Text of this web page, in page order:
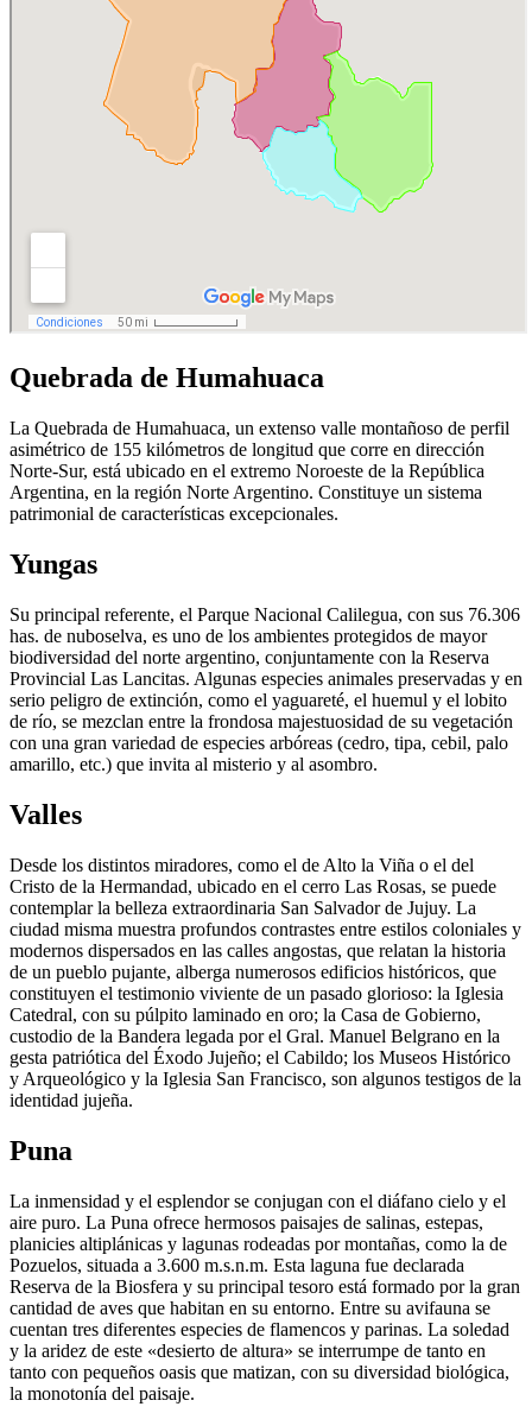
Quebrada de Humahuaca
La Quebrada de Humahuaca, un extenso valle montañoso de perfil
asimétrico de 155 kilómetros de longitud que corre en dirección
Norte-Sur, está ubicado en el extremo Noroeste de la República
Argentina, en la región Norte Argentino. Constituye un sistema
patrimonial de características excepcionales.
Yungas
Su principal referente, el Parque Nacional Calilegua, con sus 76.306
has. de nuboselva, es uno de los ambientes protegidos de mayor
biodiversidad del norte argentino, conjuntamente con la Reserva
Provincial Las Lancitas. Algunas especies animales preservadas y en
serio peligro de extinción, como el yaguareté, el huemul y el lobito
de río, se mezclan entre la frondosa majestuosidad de su vegetación
con una gran variedad de especies arbóreas (cedro, tipa, cebil, palo
amarillo, etc.) que invita al misterio y al asombro.
Valles
Desde los distintos miradores, como el de Alto la Viña o el del
Cristo de la Hermandad, ubicado en el cerro Las Rosas, se puede
contemplar la belleza extraordinaria San Salvador de Jujuy. La
ciudad misma muestra profundos contrastes entre estilos coloniales y
modernos dispersados en las calles angostas, que relatan la historia
de un pueblo pujante, alberga numerosos edificios históricos, que
constituyen el testimonio viviente de un pasado glorioso: la Iglesia
Catedral, con su púlpito laminado en oro; la Casa de Gobierno,
custodio de la Bandera legada por el Gral. Manuel Belgrano en la
gesta patriótica del Éxodo Jujeño; el Cabildo; los Museos Histórico
y Arqueológico y la Iglesia San Francisco, son algunos testigos de la
identidad jujeña.
Puna
La inmensidad y el esplendor se conjugan con el diáfano cielo y el
aire puro. La Puna ofrece hermosos paisajes de salinas, estepas,
planicies altiplánicas y lagunas rodeadas por montañas, como la de
Pozuelos, situada a 3.600 m.s.n.m. Esta laguna fue declarada
Reserva de la Biosfera y su principal tesoro está formado por la gran
cantidad de aves que habitan en su entorno. Entre su avifauna se
cuentan tres diferentes especies de flamencos y parinas. La soledad
y la aridez de este «desierto de altura» se interrumpe de tanto en
tanto con pequeños oasis que matizan, con su diversidad biológica,
la monotonía del paisaje.